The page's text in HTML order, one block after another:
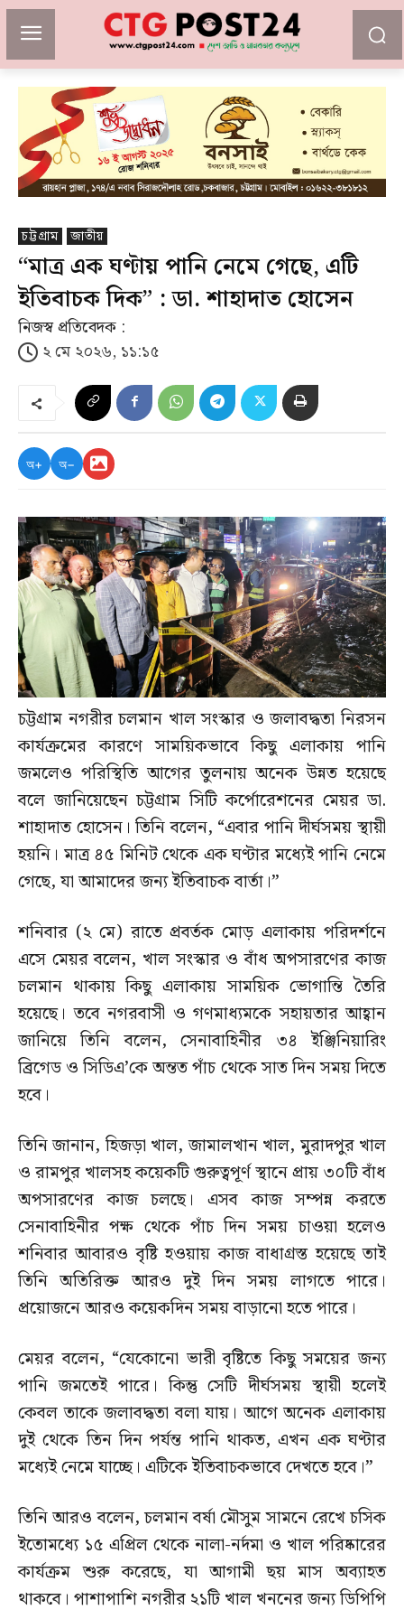
চট্টগ্রাম জাতীয়
“মাত্র এক ঘণ্টায় পানি নেমে গেছে, এটি
ইতিবাচক দিক” : ডা. শাহাদাত হোসেন
নিজস্ব প্রতিবেদক :
২ মে ২০২৬, ১১:১৫
অ+ অ−
চট্টগ্রাম নগরীর চলমান খাল সংস্কার ও জলাবদ্ধতা নিরসন
কার্যক্রমের কারণে সাময়িকভাবে কিছু এলাকায় পানি
জমলেও পরিস্থিতি আগের তুলনায় অনেক উন্নত হয়েছে
বলে জানিয়েছেন চট্টগ্রাম সিটি কর্পোরেশনের মেয়র ডা.
শাহাদাত হোসেন। তিনি বলেন, “এবার পানি দীর্ঘসময় স্থায়ী
হয়নি। মাত্র ৪৫ মিনিট থেকে এক ঘণ্টার মধ্যেই পানি নেমে
গেছে, যা আমাদের জন্য ইতিবাচক বার্তা।”
শনিবার (২ মে) রাতে প্রবর্তক মোড় এলাকায় পরিদর্শনে
এসে মেয়র বলেন, খাল সংস্কার ও বাঁধ অপসারণের কাজ
চলমান থাকায় কিছু এলাকায় সাময়িক ভোগান্তি তৈরি
হয়েছে। তবে নগরবাসী ও গণমাধ্যমকে সহায়তার আহ্বান
জানিয়ে তিনি বলেন, সেনাবাহিনীর ৩৪ ইঞ্জিনিয়ারিং
ব্রিগেড ও সিডিএ’কে অন্তত পাঁচ থেকে সাত দিন সময় দিতে
হবে।
তিনি জানান, হিজড়া খাল, জামালখান খাল, মুরাদপুর খাল
ও রামপুর খালসহ কয়েকটি গুরুত্বপূর্ণ স্থানে প্রায় ৩০টি বাঁধ
অপসারণের কাজ চলছে। এসব কাজ সম্পন্ন করতে
সেনাবাহিনীর পক্ষ থেকে পাঁচ দিন সময় চাওয়া হলেও
শনিবার আবারও বৃষ্টি হওয়ায় কাজ বাধাগ্রস্ত হয়েছে তাই
তিনি অতিরিক্ত আরও দুই দিন সময় লাগতে পারে।
প্রয়োজনে আরও কয়েকদিন সময় বাড়ানো হতে পারে।
মেয়র বলেন, “যেকোনো ভারী বৃষ্টিতে কিছু সময়ের জন্য
পানি জমতেই পারে। কিন্তু সেটি দীর্ঘসময় স্থায়ী হলেই
কেবল তাকে জলাবদ্ধতা বলা যায়। আগে অনেক এলাকায়
দুই থেকে তিন দিন পর্যন্ত পানি থাকত, এখন এক ঘণ্টার
মধ্যেই নেমে যাচ্ছে। এটিকে ইতিবাচকভাবে দেখতে হবে।”
তিনি আরও বলেন, চলমান বর্ষা মৌসুম সামনে রেখে চসিক
ইতোমধ্যে ১৫ এপ্রিল থেকে নালা-নর্দমা ও খাল পরিষ্কারের
কার্যক্রম শুরু করেছে, যা আগামী ছয় মাস অব্যাহত
থাকবে। পাশাপাশি নগরীর ২১টি খাল খননের জন্য ডিপিপি